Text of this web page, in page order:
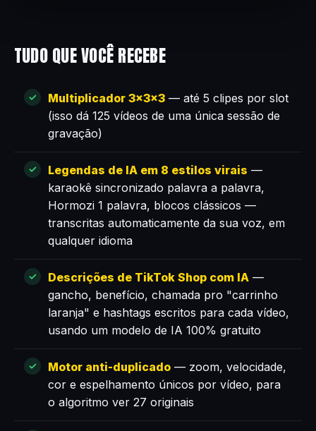
TUDO QUE VOCÊ RECEBE
Multiplicador 3×3×3 — até 5 clipes por slot
(isso dá 125 vídeos de uma única sessão de
gravação)
Legendas de IA em 8 estilos virais —
karaokê sincronizado palavra a palavra,
Hormozi 1 palavra, blocos clássicos —
transcritas automaticamente da sua voz, em
qualquer idioma
Descrições de TikTok Shop com IA —
gancho, benefício, chamada pro "carrinho
laranja" e hashtags escritos para cada vídeo,
usando um modelo de IA 100% gratuito
Motor anti-duplicado — zoom, velocidade,
cor e espelhamento únicos por vídeo, para
o algoritmo ver 27 originais